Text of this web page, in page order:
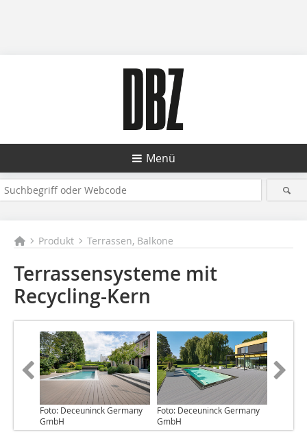
Menü
Produkt Terrassen, Balkone
Terrassensysteme mit
Recycling-Kern
Foto: Deceuninck Germany
GmbH
Foto: Deceuninck Germany
GmbH